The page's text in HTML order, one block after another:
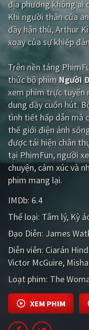
Giật gân
Bí ẩn
GameShow
QUỐC GIA
Âu - Mỹ
Hàn Quốc
Ấn Độ
Tổng hợp
CẬP NHẬT
PHIM MỚI
PHIM BỘ
PHIM LẺ
PHIM CHIẾU RẠP
TUYỂN TẬP PHIM
địa phương không ai
Khi người thân của
đầy hận thù, Arthur
xoay của sự khiếp
Trên nền tảng
thức bộ phim Người
xem phim trực tuyến
dung đầy cuốn hút.
tình tiết hấp dẫn mà
thế giới điện ảnh
được tái hiện chân
tại PhimFun, người
chuyện, cảm xúc và
phim mang lại.
IMDb: 6.4
Thể loại: Tâm lý Kỳ
Đạo Diễn: James
Diễn viên: Ciarán
Victor McGuire
Loạt phim: The
XEM PHIM